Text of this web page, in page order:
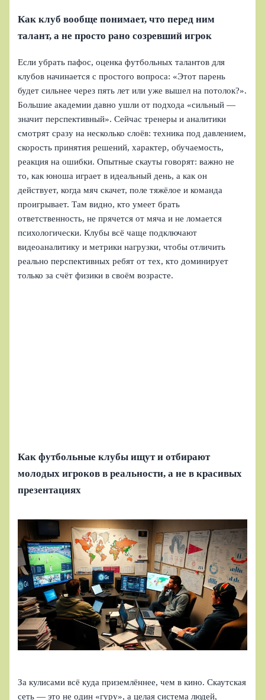
Как клуб вообще понимает, что перед ним
талант, а не просто рано созревший игрок
Если убрать пафос, оценка футбольных талантов для
клубов начинается с простого вопроса: «Этот парень
будет сильнее через пять лет или уже вышел на потолок?».
Большие академии давно ушли от подхода «сильный —
значит перспективный». Сейчас тренеры и аналитики
смотрят сразу на несколько слоёв: техника под давлением,
скорость принятия решений, характер, обучаемость,
реакция на ошибки. Опытные скауты говорят: важно не
то, как юноша играет в идеальный день, а как он
действует, когда мяч скачет, поле тяжёлое и команда
проигрывает. Там видно, кто умеет брать
ответственность, не прячется от мяча и не ломается
психологически. Клубы всё чаще подключают
видеоаналитику и метрики нагрузки, чтобы отличить
реально перспективных ребят от тех, кто доминирует
только за счёт физики в своём возрасте.
Как футбольные клубы ищут и отбирают
молодых игроков в реальности, а не в красивых
презентациях
За кулисами всё куда приземлённее, чем в кино. Скаутская
сеть — это не один «гуру», а целая система людей,